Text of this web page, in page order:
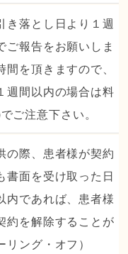
き落とし日より１週
ご報告をお願いしま
を頂きますので、
週間以内の場合は料
ご注意下さい。
の際、患者様が契約
書面を受け取った日
内であれば、患者様
約を解除することが
ング・オフ）